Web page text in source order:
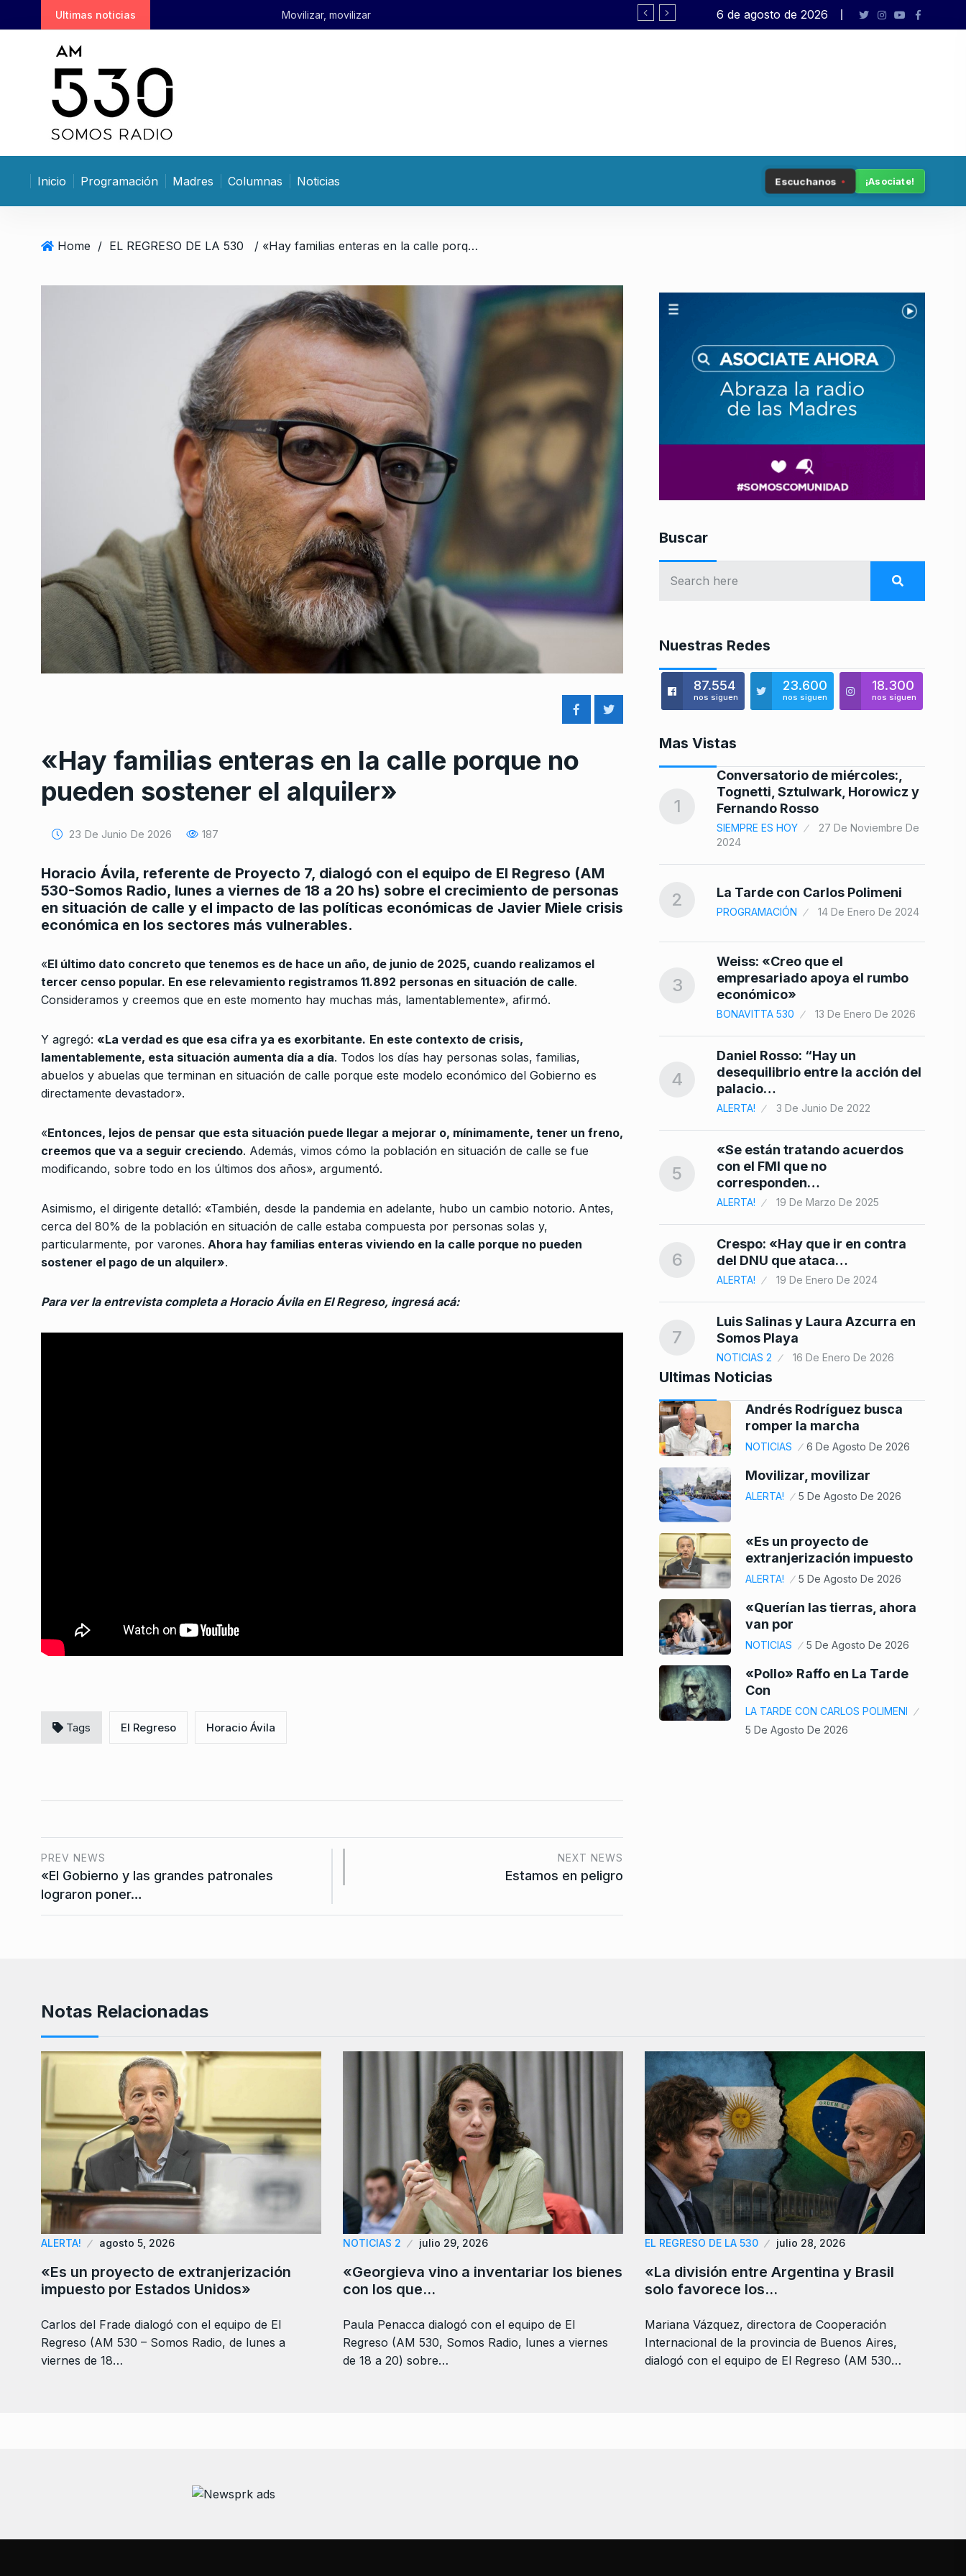
k
n
Ultimas noticias «Es un proyecto de extranjerización
6 de agosto de 2026
Inicio Programación Madres Columnas Noticias Escuchanos ¡Asociate!
Home / EL REGRESO DE LA 530 / «Hay familias enteras en la calle porque no pueden sostener el alquiler»
«Hay familias enteras en la calle porque no
pueden sostener el alquiler»
23 De Junio De 2026 187
Horacio Ávila, referente de Proyecto 7, dialogó con el equipo de El Regreso (AM
530-Somos Radio, lunes a viernes de 18 a 20 hs) sobre el crecimiento de personas
en situación de calle y el impacto de las políticas económicas de Javier Miele crisis
económica en los sectores más vulnerables.
«El último dato concreto que tenemos es de hace un año, de junio de 2025, cuando realizamos el
tercer censo popular. En ese relevamiento registramos 11.892 personas en situación de calle.
Consideramos y creemos que en este momento hay muchas más, lamentablemente», afirmó.
Y agregó: «La verdad es que esa cifra ya es exorbitante. En este contexto de crisis,
lamentablemente, esta situación aumenta día a día. Todos los días hay personas solas, familias,
abuelos y abuelas que terminan en situación de calle porque este modelo económico del Gobierno es
directamente devastador».
«Entonces, lejos de pensar que esta situación puede llegar a mejorar o, mínimamente, tener un freno,
creemos que va a seguir creciendo. Además, vimos cómo la población en situación de calle se fue
modificando, sobre todo en los últimos dos años», argumentó.
Asimismo, el dirigente detalló: «También, desde la pandemia en adelante, hubo un cambio notorio. Antes,
cerca del 80% de la población en situación de calle estaba compuesta por personas solas y,
particularmente, por varones. Ahora hay familias enteras viviendo en la calle porque no pueden
sostener el pago de un alquiler».
Para ver la entrevista completa a Horacio Ávila en El Regreso, ingresá acá:
Tags El Regreso Horacio Ávila
PREV NEWS
«El Gobierno y las grandes patronales
lograron poner…
NEXT NEWS
Estamos en peligro
Buscar
Nuestras Redes
87.554
nos siguen
23.600
nos siguen
18.300
nos siguen
Mas Vistas
1
Tognetti, Sztulwark, Horowicz y
SIEMPRE ES HOY
2024
2 La Tarde con Carlos Polimeni
PROGRAMACIÓN 14 De Enero De 2024
3
Weiss: «Creo que el
empresariado apoya el rumbo
económico»
4
Daniel Rosso: “Hay un
desequilibrio entre la acción del
5
«Se están tratando acuerdos
con el FMI que no
ALERTA! 19 De Marzo De 2025
6
Crespo: «Hay que ir en contra
del DNU que ataca…
7
Rozanski: “Necesitamos una
9
«La memoria tiene que seguir
presente para encontrar a
esos…
10
Jorge González: «Ninguna
medida del gobierno de Milei
favorecieron a…
1
Conversatorio de miércoles:,
Tognetti, Sztulwark, Horowicz y
Fernando Rosso
SIEMPRE ES HOY
27 De Noviembre De
2024
2 La Tarde con Carlos Polimeni
PROGRAMACIÓN 14 De Enero De 2024
3
Weiss: «Creo que el
empresariado apoya el rumbo
económico»
BONAVITTA 530 13 De Enero De 2026
4
Daniel Rosso: “Hay un
desequilibrio entre la acción del
palacio…
ALERTA! 3 De Junio De 2022
5
«Se están tratando acuerdos
con el FMI que no
corresponden…
ALERTA! 19 De Marzo De 2025
6
Crespo: «Hay que ir en contra
del DNU que ataca…
ALERTA! 19 De Enero De 2024
7
Luis Salinas y Laura Azcurra en
Somos Playa
NOTICIAS 2 16 De Enero De 2026
Ultimas Noticias
Andrés Rodríguez busca
romper la marcha
NOTICIAS 6 De Agosto De 2026
Movilizar, movilizar
ALERTA! 5 De Agosto De 2026
«Es un proyecto de
extranjerización impuesto
ALERTA! 5 De Agosto De 2026
«Querían las tierras, ahora
van por
NOTICIAS 5 De Agosto De 2026
«Pollo» Raffo en La Tarde
Con
LA TARDE CON CARLOS POLIMENI
5 De Agosto De 2026
Notas Relacionadas
ALERTA! agosto 5, 2026
«Es un proyecto de extranjerización
impuesto por Estados Unidos»
Carlos del Frade dialogó con el equipo de El
Regreso (AM 530 – Somos Radio, de lunes a
viernes de 18…
NOTICIAS 2 julio 29, 2026
«Georgieva vino a inventariar los bienes
con los que…
Paula Penacca dialogó con el equipo de El
Regreso (AM 530, Somos Radio, lunes a viernes
de 18 a 20) sobre…
EL REGRESO DE LA 530 julio 28, 2026
«La división entre Argentina y Brasil
solo favorece los…
Mariana Vázquez, directora de Cooperación
Internacional de la provincia de Buenos Aires,
dialogó con el equipo de El Regreso (AM 530…